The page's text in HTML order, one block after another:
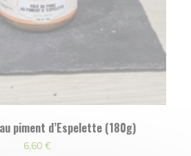
piment d’Espelette (180g)
6,60 €